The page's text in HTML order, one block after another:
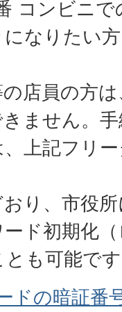
コンビニ
なりたい
の店員の方
ません。
上記フリ
おり、市役
ド初期化
も可能で
ドの暗証番